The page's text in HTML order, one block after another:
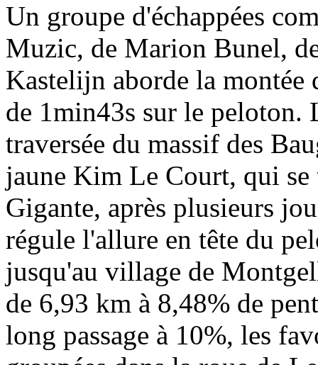
Un groupe d'échappées
Muzic, de Marion Bunel,
Kastelijn aborde la montée
de 1min43s sur le peloton.
traversée du massif des
jaune Kim Le Court, qui se
Gigante, après plusieurs
régule l'allure en tête du
jusqu'au village de
de 6,93 km à 8,48% de
long passage à 10%, les